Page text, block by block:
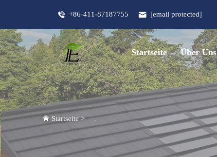
+86-411-87187755 [email protected]
Startseite Über Uns
Startseite>